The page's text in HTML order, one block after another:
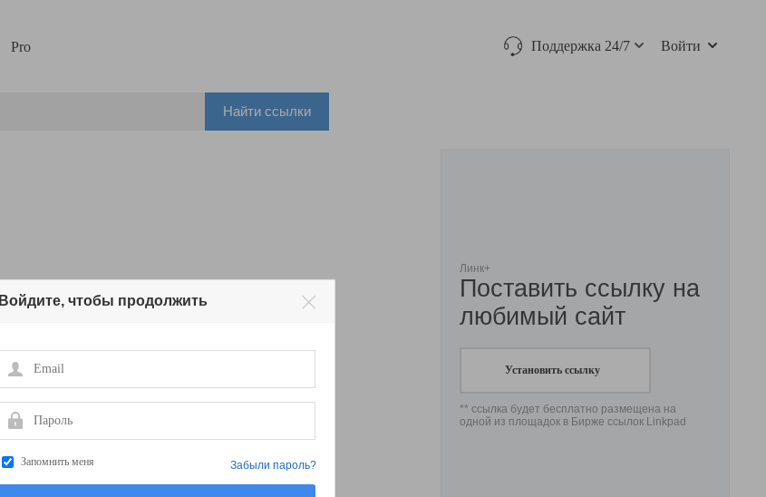
Pro Поддержка 24/7 Войти
Найти ссылки
Линк+
Поставить ссылку на
любимый сайт
Установить ссылку
** ссылка будет бесплатно размещена на
одной из площадок в Бирже ссылок Linkpad
Войдите, чтобы продолжить
Email
Пароль
Запомнить меня Забыли пароль?